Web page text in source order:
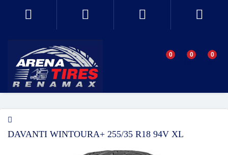
0 0 0
DAVANTI WINTOURA+ 255/35 R18 94V XL